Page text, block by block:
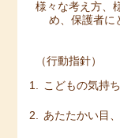
様々な考え方、
め、保護者に
（行動指針）
こどもの気持
あたたかい目